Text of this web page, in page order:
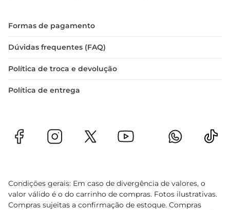
Formas de pagamento
Dúvidas frequentes (FAQ)
Política de troca e devolução
Política de entrega
Condições gerais: Em caso de divergência de valores, o
valor válido é o do carrinho de compras. Fotos ilustrativas.
Compras sujeitas a confirmação de estoque. Compras